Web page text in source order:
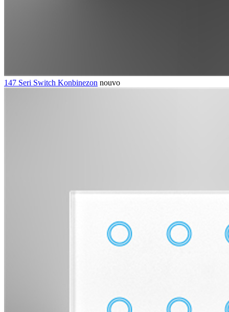
147 Seri Switch Konbinezon nouvo